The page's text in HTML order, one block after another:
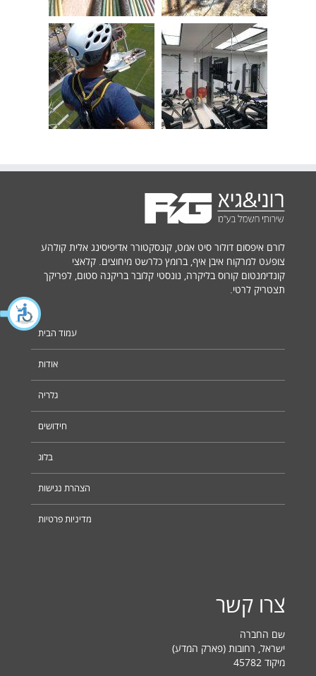
לורם איפסום דולור סיט אמט, קונסקטורר אדיפיסינג אלית קולהע
צופעט למרקוח איבן איף, ברומץ כלרשט מיחוצים. קלאצי
קונדימנטום קורוס בליקרה, נונסטי קלובר בריקנה סטום, לפריקך
תצטריק לרטי.
עמוד הבית
אודות
גלריה
חידושים
בלוג
הצהרת נגישות
מדיניות פרטיות
צרו קשר
שם החברה
ישראל, רחובות (פארק המדע)
מיקוד 45782